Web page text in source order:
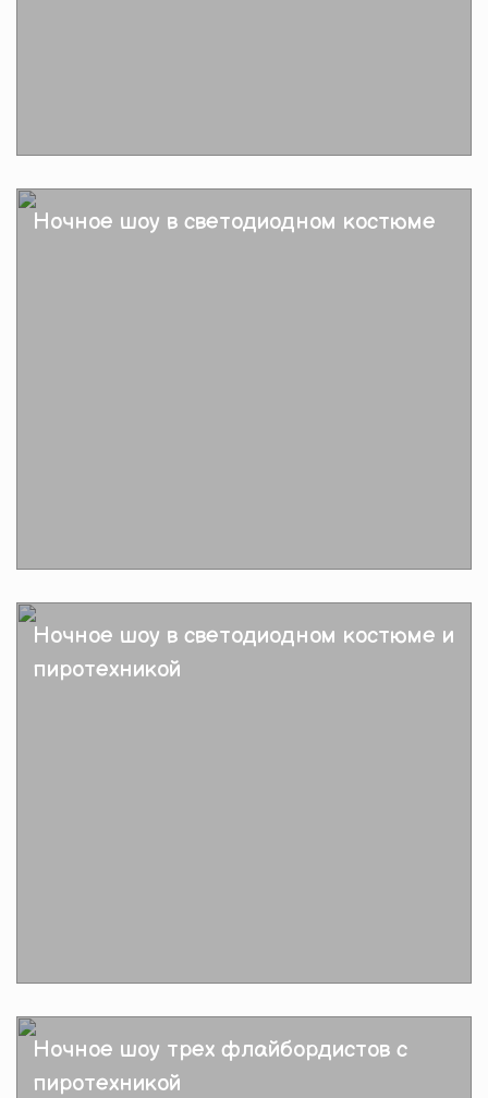
Подробнее
Ночное шоу в светодиодном костюме
Подробнее
Ночное шоу в светодиодном костюме и
пиротехникой
Подробнее
Ночное шоу трех флайбордистов с
пиротехникой